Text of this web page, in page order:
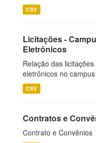
CSV
Licitações -
Eletrônicos
Relação das
eletrônicos no
CSV
Contratos e
Contrato e Convênios